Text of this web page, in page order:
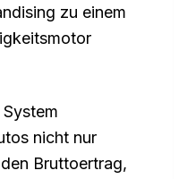
zu einem
nicht nur
Bruttoertrag,